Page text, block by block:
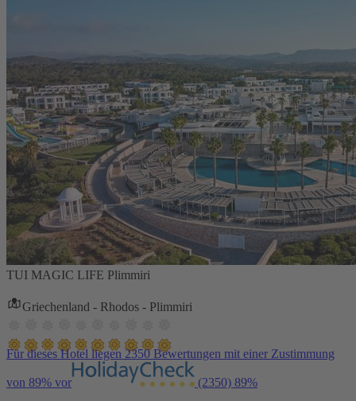
TUI MAGIC LIFE Plimmiri
Griechenland - Rhodos - Plimmiri
Für dieses Hotel liegen 2350 Bewertungen mit einer Zustimmung
von 89% vor (2350) 89%